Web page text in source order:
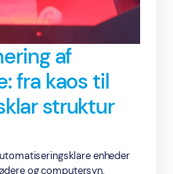
af
fra kaos til
struktur
enheder
og computersyn.